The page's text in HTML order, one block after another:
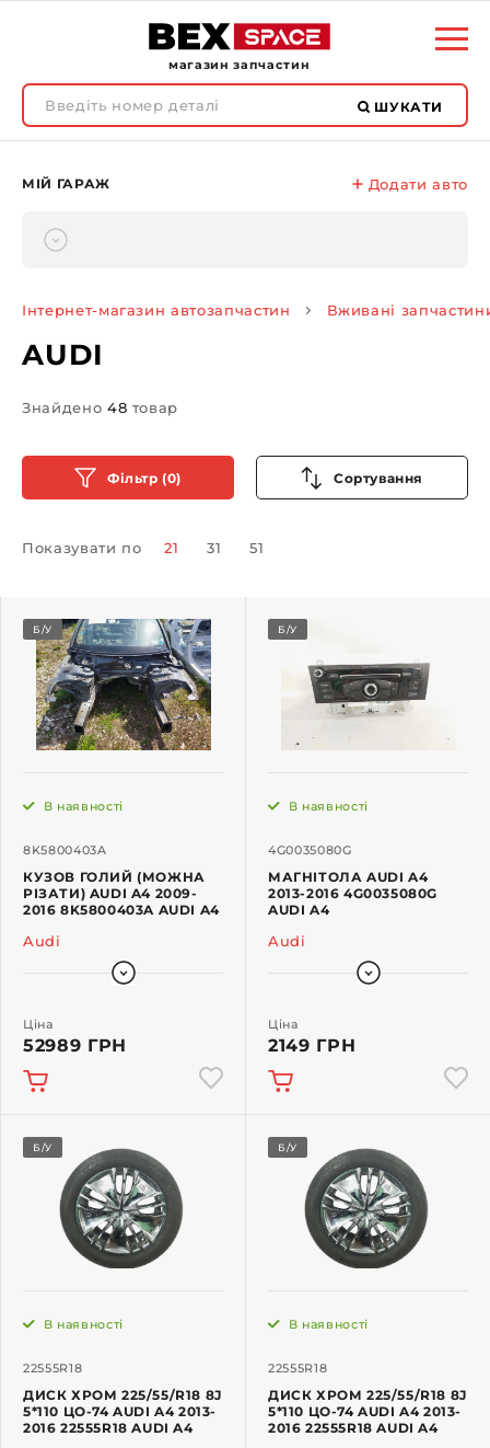
магазин запчастин
ШУКАТИ
МІЙ ГАРАЖ Додати авто
Інтернет-магазин автозапчастин Вживані
AUDI
Знайдено 48 товар
Фільтр (0) Сортування
Показувати по 21 31 51
Б/У
8K5800403A
В наявності
КУЗОВ ГОЛИЙ (МОЖНА
РІЗАТИ) AUDI A4 2009-
2016 8K5800403A AUDI A4
Audi
Ціна
52989 ГРН
Б/У
4G0035080G
В наявності
МАГНІТОЛА AUDI A4
2013-2016 4G0035080G
AUDI A4
Audi
Ціна
2149 ГРН
Б/У
22555R18
В наявності
ДИСК ХРОМ 225/55/R18 8J
5*110 ЦО-74 AUDI A4 2013-
2016 22555R18 AUDI A4
Б/У
22555R18
В наявності
ДИСК ХРОМ 225/55/R18 8J
5*110 ЦО-74 AUDI A4 2013-
2016 22555R18 AUDI A4